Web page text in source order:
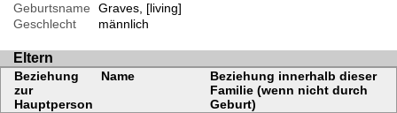
Geburtsname
Graves, [living]
Geschlecht
männlich
Eltern
Beziehung
zur
Hauptperson
Name
Beziehung innerhalb dieser
Familie (wenn nicht durch
Geburt)